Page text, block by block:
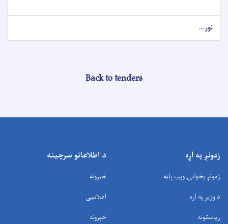
نور...
Back to tenders
زمونږ په اړه
زمونږ پخوانۍ ویب پاڼه
د وزیر په اره
ریاستونه
د اطلاعاتو سرچینه
خبرونه
اعلامیی
خپرونه